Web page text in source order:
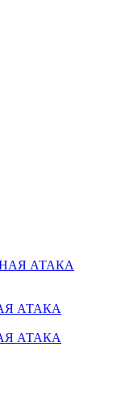
АТАКА
АТАКА